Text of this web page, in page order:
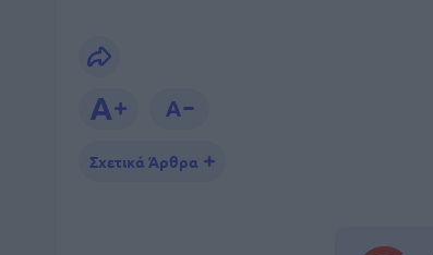
Σχετικά Άρθρα